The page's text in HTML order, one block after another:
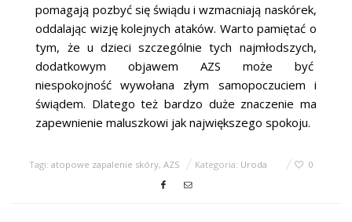
pomagają pozbyć się świądu i wzmacniają naskórek,
oddalając wizję kolejnych ataków. Warto pamiętać o
tym, że u dzieci szczególnie tych najmłodszych,
dodatkowym objawem AZS może być
niespokojność wywołana złym samopoczuciem i
świądem. Dlatego też bardzo duże znaczenie ma
zapewnienie maluszkowi jak największego spokoju.
Tagi: atopowe zapalenie skóry, AZS Kategoria: Uroda 0